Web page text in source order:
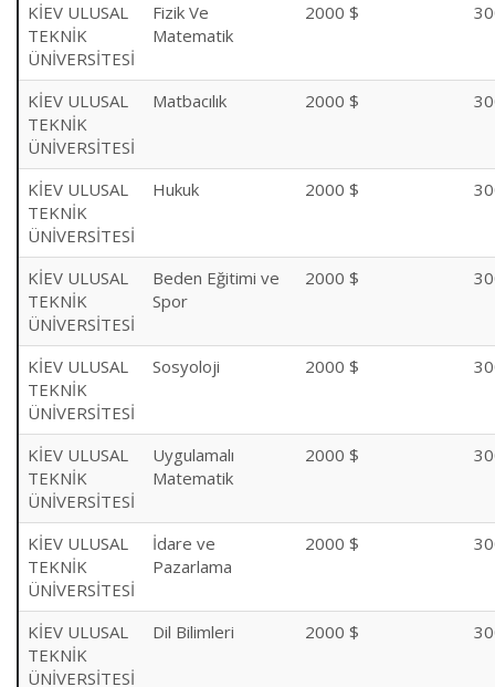
KİEV ULUSAL
TEKNİK
ÜNİVERSİTESİ
Fizik Ve
Matematik
2000 $
KİEV ULUSAL
TEKNİK
ÜNİVERSİTESİ
Matbacılık 2000 $
KİEV ULUSAL
TEKNİK
ÜNİVERSİTESİ
Hukuk 2000 $
KİEV ULUSAL
TEKNİK
ÜNİVERSİTESİ
Beden Eğitimi ve
Spor
2000 $
KİEV ULUSAL
TEKNİK
ÜNİVERSİTESİ
Sosyoloji 2000 $
KİEV ULUSAL
TEKNİK
ÜNİVERSİTESİ
Uygulamalı
Matematik
2000 $
KİEV ULUSAL
TEKNİK
ÜNİVERSİTESİ
İdare ve
Pazarlama
2000 $
KİEV ULUSAL
TEKNİK
ÜNİVERSİTESİ
Dil Bilimleri 2000 $